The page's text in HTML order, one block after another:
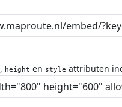
, height en style attributen